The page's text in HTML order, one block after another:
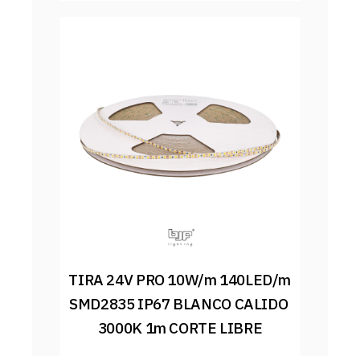
TIRA 24V PRO 10W/m 140LED/m
SMD2835 IP67 BLANCO CALIDO
3000K 1m CORTE LIBRE